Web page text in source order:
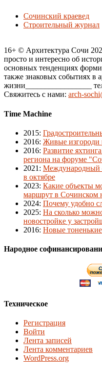
Сочинский краевед
Строительный журнал
16+ © Архитектура Сочи
просто и интересно об
основных тенденциях
также знаковых событиях в
жизни_________________
Свяжитесь с нами: arch-
Time Machine
2015:
2016: Живые изгороди
2016: Развитие
региона на форуме
2021 : Международный
в октябре
2023: Какие объекты
маршрут в Сочинском
2024: Почему удобно
2025: На сколько
новостройке у
2016: Новые
Народное
Техническое
Регистрация
Войти
Лента записей
Лента комментариев
WordPress.org